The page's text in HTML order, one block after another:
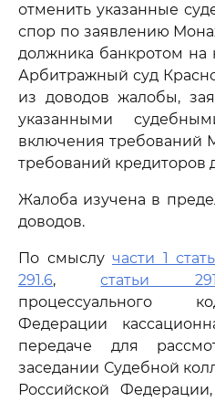
отменить указанные
спор по заявлению
должника банкротом на
Арбитражный суд
из доводов жалобы,
указанными
включения требований
требований кредиторов
Жалоба изучена в
доводов.
По смыслу части 1
291.6,статьи
процессуального
Федерации
передаче для
заседании Судебной
Российской